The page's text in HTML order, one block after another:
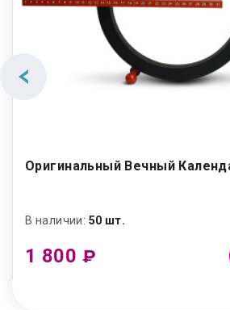
Оригинальный Вечный
В наличии: 50 шт.
1 800 ₽